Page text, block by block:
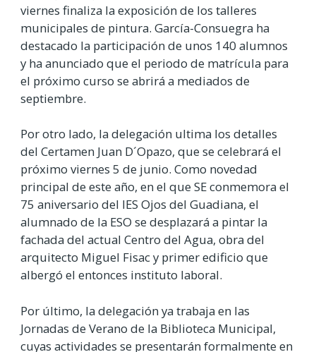
viernes finaliza la exposición de los talleres
municipales de pintura. García-Consuegra ha
destacado la participación de unos 140 alumnos
y ha anunciado que el periodo de matrícula para
el próximo curso se abrirá a mediados de
septiembre.
Por otro lado, la delegación ultima los detalles
del Certamen Juan D´Opazo, que se celebrará el
próximo viernes 5 de junio. Como novedad
principal de este año, en el que SE conmemora el
75 aniversario del IES Ojos del Guadiana, el
alumnado de la ESO se desplazará a pintar la
fachada del actual Centro del Agua, obra del
arquitecto Miguel Fisac y primer edificio que
albergó el entonces instituto laboral.
Por último, la delegación ya trabaja en las
Jornadas de Verano de la Biblioteca Municipal,
cuyas actividades se presentarán formalmente en